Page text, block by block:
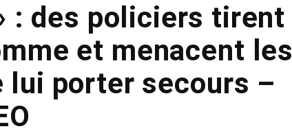
: des policiers tirent
et menacent les
porter secours –